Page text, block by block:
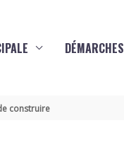
DÉMARCHES
construire